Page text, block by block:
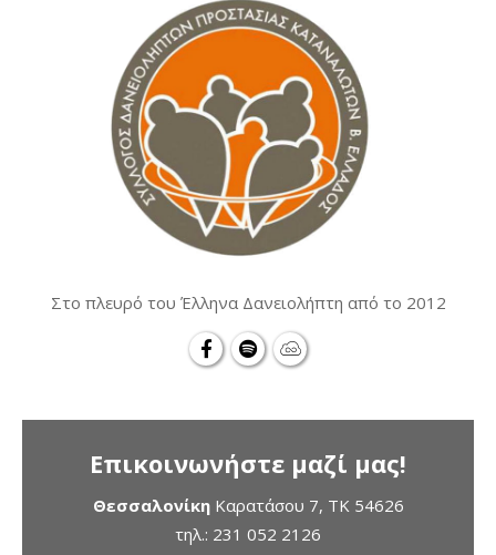
Στο πλευρό του Έλληνα Δανειολήπτη από το 2012
Επικοινωνήστε μαζί μας!
ΘεσσαλονίκηΚαρατάσου 7, TK 54626
τηλ.: 231 052 2126